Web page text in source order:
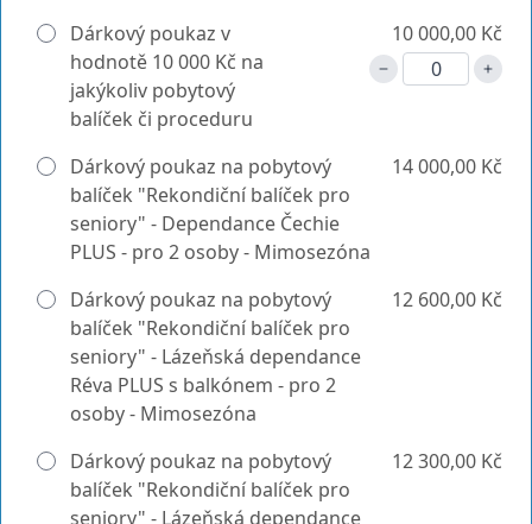
Dárkový poukaz v
hodnotě 10 000 Kč na
jakýkoliv pobytový
balíček či proceduru
10 000,00 Kč
Dárkový poukaz na pobytový
balíček "Rekondiční balíček pro
seniory" - Dependance Čechie
PLUS - pro 2 osoby - Mimosezóna
14 000,00 Kč
Dárkový poukaz na pobytový
balíček "Rekondiční balíček pro
seniory" - Lázeňská dependance
Réva PLUS s balkónem - pro 2
osoby - Mimosezóna
12 600,00 Kč
Dárkový poukaz na pobytový
balíček "Rekondiční balíček pro
seniory" - Lázeňská dependance
12 300,00 Kč